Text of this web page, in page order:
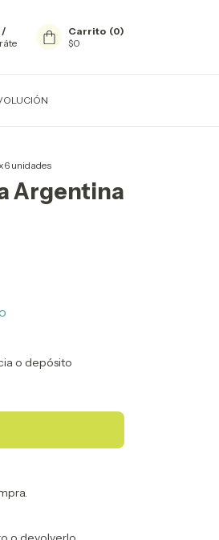
/
Carrito (0)
$0
unidades
Argentina
o depósito